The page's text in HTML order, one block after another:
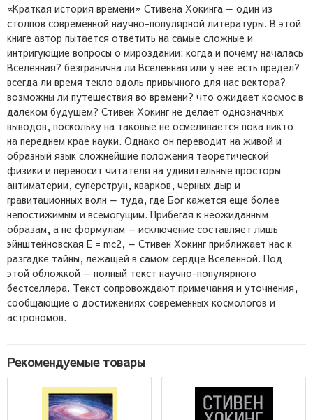
«Краткая история времени» Стивена Хокинга — один из
столпов современной научно-популярной литературы. В этой
книге автор пытается ответить на самые сложные и
интригующие вопросы о мироздании: когда и почему началась
Вселенная? безгранична ли Вселенная или у нее есть предел?
всегда ли время текло вдоль привычного для нас вектора?
возможны ли путешествия во времени? что ожидает космос в
далеком будущем? Стивен Хокинг не делает однозначных
выводов, поскольку на таковые не осмеливается пока никто
на переднем крае науки. Однако он переводит на живой и
образный язык сложнейшие положения теоретической
физики и переносит читателя на удивительные просторы
антиматерии, суперструн, кварков, черных дыр и
гравитационных волн — туда, где Бог кажется еще более
непостижимым и всемогущим. Прибегая к неожиданным
образам, а не формулам — исключение составляет лишь
эйнштейновская Е = mс2, — Стивен Хокинг приближает нас к
разгадке тайны, лежащей в самом сердце Вселенной. Под
этой обложкой — полный текст научно-популярного
бестселлера. Текст сопровождают примечания и уточнения,
сообщающие о достижениях современных космологов и
астрономов.
Рекомендуемые товары